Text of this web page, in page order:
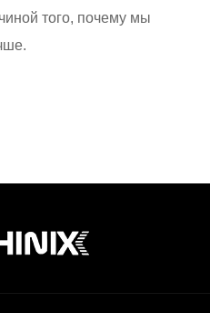
того, почему мы